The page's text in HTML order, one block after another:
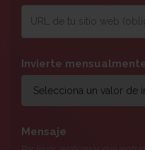
Invierte
Mensaje